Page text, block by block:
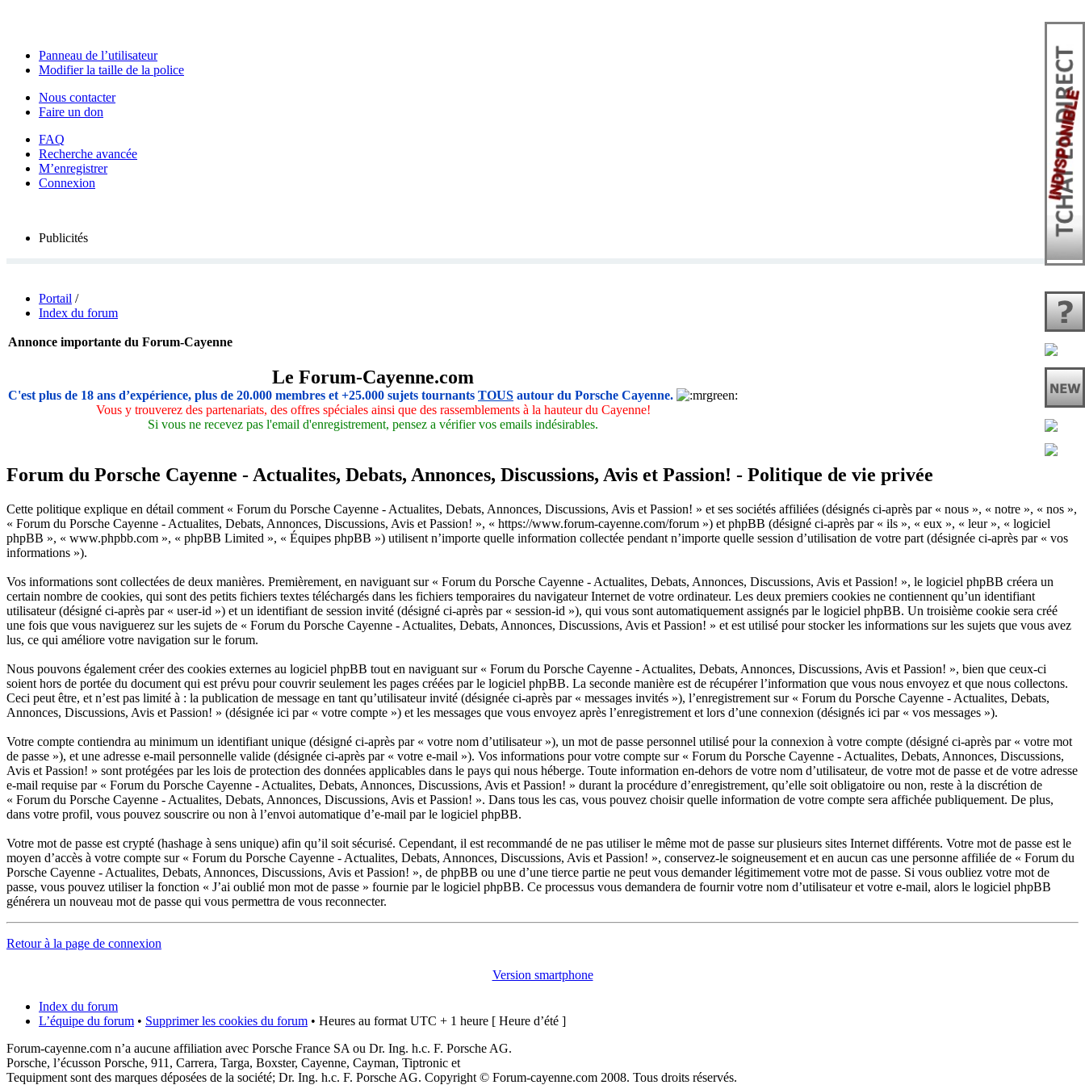
Panneau de l’utilisateur
Modifier la taille de la police
Nous contacter
Faire un don
FAQ
Recherche avancée
M’enregistrer
Connexion
Publicités
Portail /
Index du forum
Annonce importante du Forum-Cayenne
Le Forum-Cayenne.com
C'est plus de 18 ans d’expérience, plus de 20.000 membres et +25.000 sujets tournants TOUS autour du Porsche Cayenne.
Vous y trouverez des partenariats, des offres spéciales ainsi que des rassemblements à la hauteur du Cayenne!
Si vous ne recevez pas l'email d'enregistrement, pensez a vérifier vos emails indésirables.
Forum du Porsche Cayenne - Actualites, Debats, Annonces, Discussions, Avis et Passion! - Politique de vie privée
Cette politique explique en détail comment « Forum du Porsche Cayenne - Actualites, Debats, Annonces, Discussions, Avis et Passion! » et ses sociétés affiliées (désignés ci-après par « nous », « notre », « nos »,
« Forum du Porsche Cayenne - Actualites, Debats, Annonces, Discussions, Avis et Passion! », « https://www.forum-cayenne.com/forum ») et phpBB (désigné ci-après par « ils », « eux », « leur », « logiciel
phpBB », « www.phpbb.com », « phpBB Limited », « Équipes phpBB ») utilisent n’importe quelle information collectée pendant n’importe quelle session d’utilisation de votre part (désignée ci-après par « vos
informations »).
Vos informations sont collectées de deux manières. Premièrement, en naviguant sur « Forum du Porsche Cayenne - Actualites, Debats, Annonces, Discussions, Avis et Passion! », le logiciel phpBB créera un
certain nombre de cookies, qui sont des petits fichiers textes téléchargés dans les fichiers temporaires du navigateur Internet de votre ordinateur. Les deux premiers cookies ne contiennent qu’un identifiant
utilisateur (désigné ci-après par « user-id ») et un identifiant de session invité (désigné ci-après par « session-id »), qui vous sont automatiquement assignés par le logiciel phpBB. Un troisième cookie sera créé
une fois que vous naviguerez sur les sujets de « Forum du Porsche Cayenne - Actualites, Debats, Annonces, Discussions, Avis et Passion! » et est utilisé pour stocker les informations sur les sujets que vous avez
lus, ce qui améliore votre navigation sur le forum.
Nous pouvons également créer des cookies externes au logiciel phpBB tout en naviguant sur « Forum du Porsche Cayenne - Actualites, Debats, Annonces, Discussions, Avis et Passion! », bien que ceux-ci
soient hors de portée du document qui est prévu pour couvrir seulement les pages créées par le logiciel phpBB. La seconde manière est de récupérer l’information que vous nous envoyez et que nous collectons.
Ceci peut être, et n’est pas limité à : la publication de message en tant qu’utilisateur invité (désignée ci-après par « messages invités »), l’enregistrement sur « Forum du Porsche Cayenne - Actualites, Debats,
Annonces, Discussions, Avis et Passion! » (désignée ici par « votre compte ») et les messages que vous envoyez après l’enregistrement et lors d’une connexion (désignés ici par « vos messages »).
Votre compte contiendra au minimum un identifiant unique (désigné ci-après par « votre nom d’utilisateur »), un mot de passe personnel utilisé pour la connexion à votre compte (désigné ci-après par « votre mot
de passe »), et une adresse e-mail personnelle valide (désignée ci-après par « votre e-mail »). Vos informations pour votre compte sur « Forum du Porsche Cayenne - Actualites, Debats, Annonces, Discussions,
Avis et Passion! » sont protégées par les lois de protection des données applicables dans le pays qui nous héberge. Toute information en-dehors de votre nom d’utilisateur, de votre mot de passe et de votre adresse
e-mail requise par « Forum du Porsche Cayenne - Actualites, Debats, Annonces, Discussions, Avis et Passion! » durant la procédure d’enregistrement, qu’elle soit obligatoire ou non, reste à la discrétion de
« Forum du Porsche Cayenne - Actualites, Debats, Annonces, Discussions, Avis et Passion! ». Dans tous les cas, vous pouvez choisir quelle information de votre compte sera affichée publiquement. De plus,
dans votre profil, vous pouvez souscrire ou non à l’envoi automatique d’e-mail par le logiciel phpBB.
Votre mot de passe est crypté (hashage à sens unique) afin qu’il soit sécurisé. Cependant, il est recommandé de ne pas utiliser le même mot de passe sur plusieurs sites Internet différents. Votre mot de passe est le
moyen d’accès à votre compte sur « Forum du Porsche Cayenne - Actualites, Debats, Annonces, Discussions, Avis et Passion! », conservez-le soigneusement et en aucun cas une personne affiliée de « Forum du
Porsche Cayenne - Actualites, Debats, Annonces, Discussions, Avis et Passion! », de phpBB ou une d’une tierce partie ne peut vous demander légitimement votre mot de passe. Si vous oubliez votre mot de
passe, vous pouvez utiliser la fonction « J’ai oublié mon mot de passe » fournie par le logiciel phpBB. Ce processus vous demandera de fournir votre nom d’utilisateur et votre e-mail, alors le logiciel phpBB
générera un nouveau mot de passe qui vous permettra de vous reconnecter.
Retour à la page de connexion
Version smartphone
Index du forum
L’équipe du forum • Supprimer les cookies du forum • Heures au format UTC + 1 heure [ Heure d’été ]
Forum-cayenne.com n’a aucune affiliation avec Porsche France SA ou Dr. Ing. h.c. F. Porsche AG.
Porsche, l’écusson Porsche, 911, Carrera, Targa, Boxster, Cayenne, Cayman, Tiptronic et
Tequipment sont des marques déposées de la société; Dr. Ing. h.c. F. Porsche AG. Copyright © Forum-cayenne.com 2008. Tous droits réservés.